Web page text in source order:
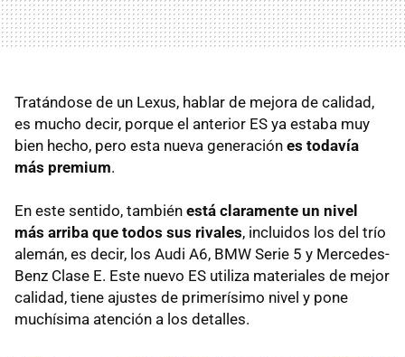
Tratándose de un Lexus, hablar de mejora de calidad,
es mucho decir, porque el anterior ES ya estaba muy
bien hecho, pero esta nueva generación es todavía
más premium.
En este sentido, también está claramente un nivel
más arriba que todos sus rivales, incluidos los del trío
alemán, es decir, los Audi A6, BMW Serie 5 y Mercedes-
Benz Clase E. Este nuevo ES utiliza materiales de mejor
calidad, tiene ajustes de primerísimo nivel y pone
muchísima atención a los detalles.